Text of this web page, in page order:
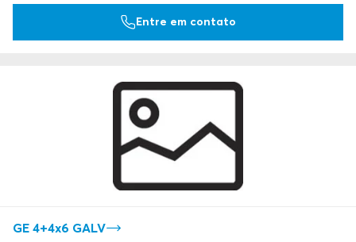
Entre em contato
GE 4+4x6 GALV